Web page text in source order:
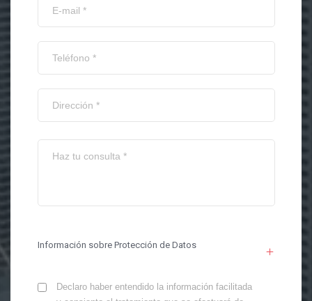
Información sobre Protección de Datos
Declaro haber entendido la información facilitada